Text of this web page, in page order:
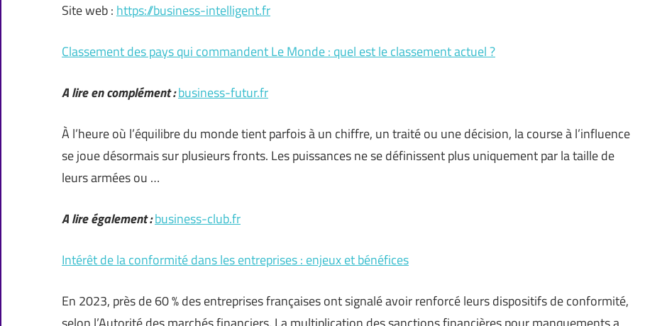
Site web : https://business-intelligent.fr
Classement des pays qui commandent Le Monde : quel est le classement actuel ?
A lire en complément :business-futur.fr
À l’heure où l’équilibre du monde tient parfois à un chiffre, un traité ou une décision, la course à l’influence
se joue désormais sur plusieurs fronts. Les puissances ne se définissent plus uniquement par la taille de
leurs armées ou …
A lire également :business-club.fr
Intérêt de la conformité dans les entreprises : enjeux et bénéfices
En 2023, près de 60 % des entreprises françaises ont signalé avoir renforcé leurs dispositifs de conformité,